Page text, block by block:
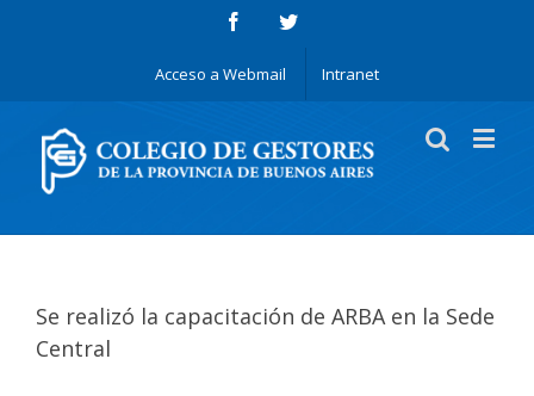
Acceso a Webmail Intranet
Se realizó la capacitación de ARBA en la Sede
Central